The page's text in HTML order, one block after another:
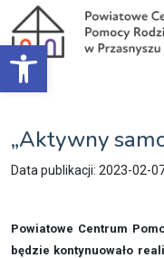
Open toolbar
„Aktywny
Data publikacji: 2023-02-
Powiatowe Centrum
będzie kontynuowało